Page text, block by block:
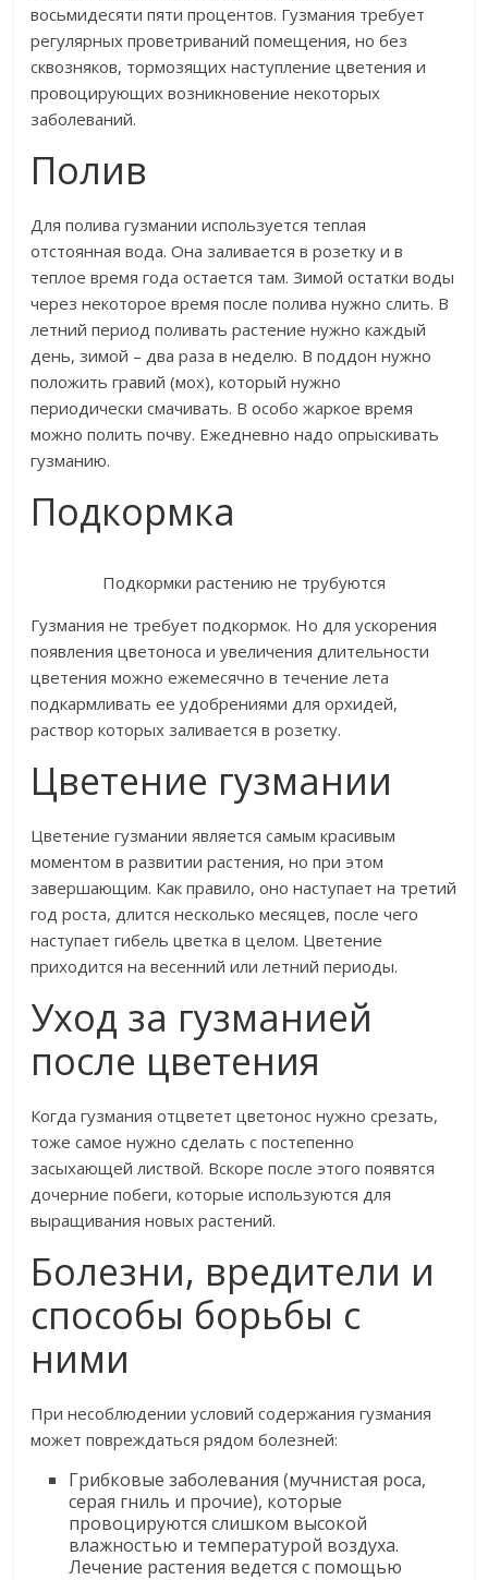
восьмидесяти пяти процентов. Гузмания требует
регулярных проветриваний помещения, но без
сквозняков, тормозящих наступление цветения и
провоцирующих возникновение некоторых
заболеваний.
Полив
Для полива гузмании используется теплая
отстоянная вода. Она заливается в розетку и в
теплое время года остается там. Зимой остатки воды
через некоторое время после полива нужно слить. В
летний период поливать растение нужно каждый
день, зимой – два раза в неделю. В поддон нужно
положить гравий (мох), который нужно
периодически смачивать. В особо жаркое время
можно полить почву. Ежедневно надо опрыскивать
гузманию.
Подкормка
Подкормки растению не трубуются
Гузмания не требует подкормок. Но для ускорения
появления цветоноса и увеличения длительности
цветения можно ежемесячно в течение лета
подкармливать ее удобрениями для орхидей,
раствор которых заливается в розетку.
Цветение гузмании
Цветение гузмании является самым красивым
моментом в развитии растения, но при этом
завершающим. Как правило, оно наступает на третий
год роста, длится несколько месяцев, после чего
наступает гибель цветка в целом. Цветение
приходится на весенний или летний периоды.
Уход за гузманией
после цветения
Когда гузмания отцветет цветонос нужно срезать,
тоже самое нужно сделать с постепенно
засыхающей листвой. Вскоре после этого появятся
дочерние побеги, которые используются для
выращивания новых растений.
Болезни, вредители и
способы борьбы с
ними
При несоблюдении условий содержания гузмания
может повреждаться рядом болезней:
Грибковые заболевания (мучнистая роса,
серая гниль и прочие), которые
провоцируются слишком высокой
влажностью и температурой воздуха.
Лечение растения ведется с помощью